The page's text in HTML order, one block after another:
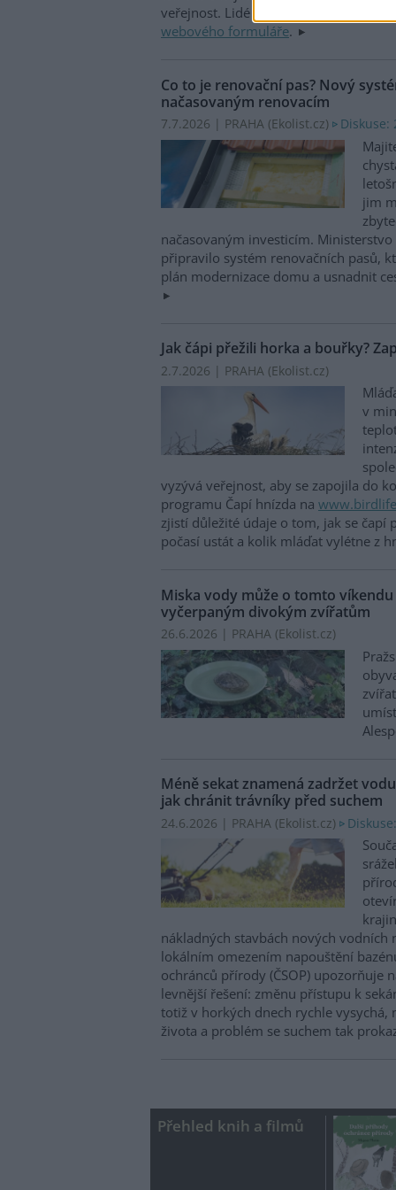
veřejnost. Lidé mohou hlásit nálezy
webového formuláře.
Co to je renovační pas? Nový
načasovaným renovacím
7.7.2026 | PRAHA (Ekolist.cz) Diskuse:
jim
načasovaným investicím.
připravilo systém renovačních pasů,
plán modernizace domu a usnadnit
Jak čápi přežili horka a bouřky?
2.7.2026 | PRAHA (Ekolist.cz)
v
vyzývá veřejnost, aby se zapojila do
programu Čapí hnízda na
zjistí důležité údaje o tom, jak se čapí
počasí ustát a kolik mláďat vylétne z
Miska vody může o tomto
vyčerpaným divokým zvířatům
26.6.2026 | PRAHA (Ekolist.cz)
Méně sekat znamená zadržet
jak chránit trávníky před suchem
24.6.2026 | PRAHA (Ekolist.cz)
nákladných stavbách nových vodních
lokálním omezením napouštění
ochránců přírody (ČSOP) upozorňuje
levnější řešení: změnu přístupu k
totiž v horkých dnech rychle vysychá,
života a problém se suchem tak
Přehled knih a filmů